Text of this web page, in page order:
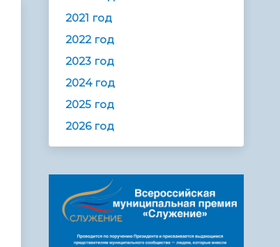
2021 год
2022 год
2023 год
2024 год
2025 год
2026 год